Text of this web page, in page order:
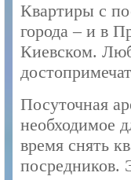
Квартиры с
города – и в
Киевском.
Посуточная
необходимое
время снять
посредников.